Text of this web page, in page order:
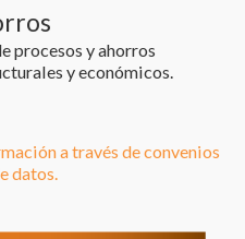
procesos y ahorros
y económicos.
a través de convenios
datos.